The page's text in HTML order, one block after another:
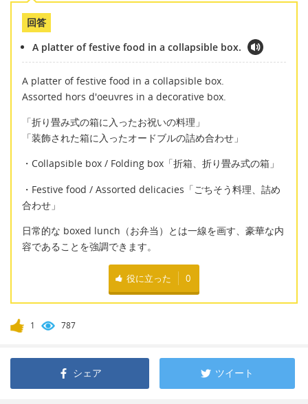
回答
A platter of festive food in a collapsible box.
A platter of festive food in a collapsible box.
Assorted hors d'oeuvres in a decorative box.
「折り畳み式の箱に入ったお祝いの料理」
「装飾された箱に入ったオードブルの詰め合わせ」
・Collapsible box / Folding box「折箱、折り畳み式の箱」
・Festive food / Assorted delicacies「ごちそう料理、詰め
合わせ」
日常的な boxed lunch（お弁当）とは一線を画す、豪華な内
容であることを強調できます。
役に立った 0
1 787
シェア ツイート